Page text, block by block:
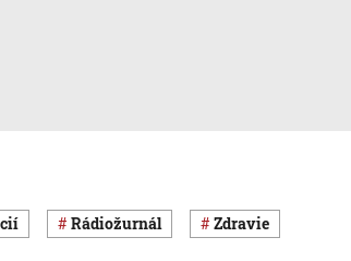
Rádiožurnál Zdravie